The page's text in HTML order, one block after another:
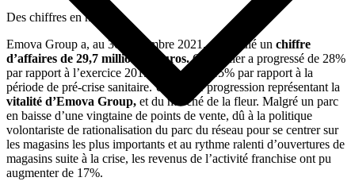
Des chiffres en hausse
Emova Group a, au 30 septembre 2021, accumulé un chiffre
d’affaires de 29,7 millions d’euros.Ce dernier a progressé de 28%
par rapport à l’exercice 2019/2020, et de 15% par rapport à la
période de pré-crise sanitaire. Une nette progression représentant la
vitalité d’Emova Group, et du marché de la fleur. Malgré un parc
en baisse d’une vingtaine de points de vente, dû à la politique
volontariste de rationalisation du parc du réseau pour se centrer sur
les magasins les plus importants et au rythme ralenti d’ouvertures de
magasins suite à la crise, les revenus de l’activité franchise ont pu
augmenter de 17%.